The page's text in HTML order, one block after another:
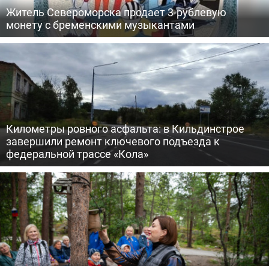
Житель Североморска продает 3-рублевую
монету с бременскими музыкантами
Километры ровного асфальта: в Кильдинстрое
завершили ремонт ключевого подъезда к
федеральной трассе «Кола»